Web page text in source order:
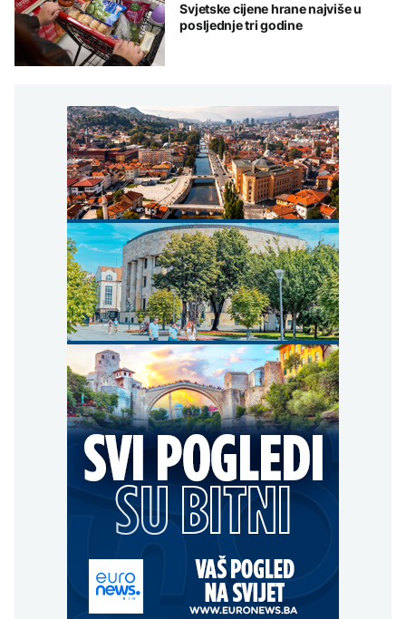
Svjetske cijene hrane najviše u
posljednje tri godine